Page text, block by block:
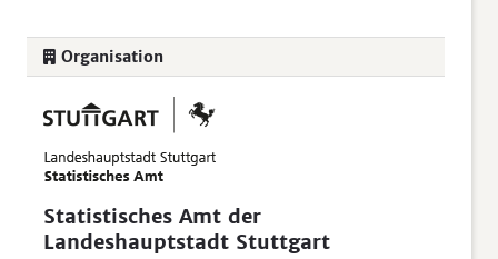
Organisation
Statistisches Amt der
Landeshauptstadt Stuttgart